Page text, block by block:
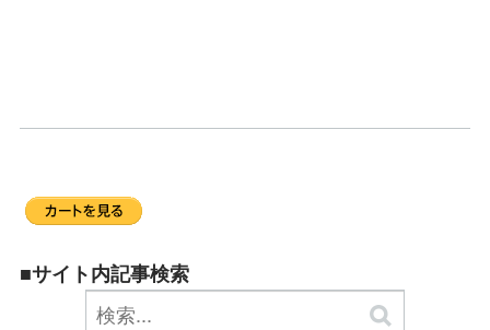
■サイト内記事検索